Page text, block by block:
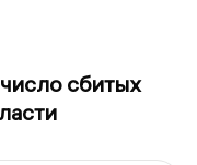
сбитых